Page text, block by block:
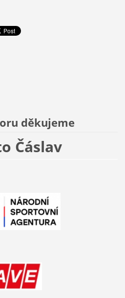
děkujeme
Čáslav